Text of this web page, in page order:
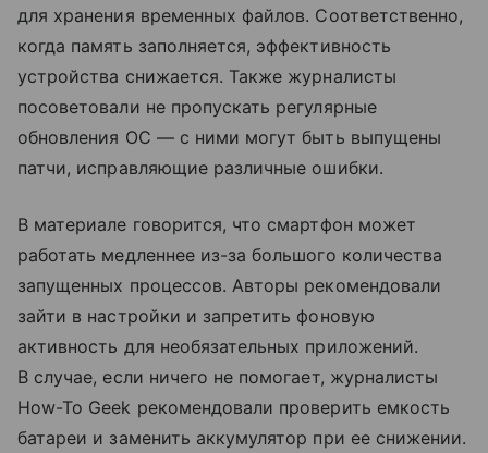
для хранения временных файлов. Соответственно,
когда память заполняется, эффективность
устройства снижается. Также журналисты
посоветовали не пропускать регулярные
обновления ОС — с ними могут быть выпущены
патчи, исправляющие различные ошибки.
В материале говорится, что смартфон может
работать медленнее из-за большого количества
запущенных процессов. Авторы рекомендовали
зайти в настройки и запретить фоновую
активность для необязательных приложений.
В случае, если ничего не помогает, журналисты
How-To Geek рекомендовали проверить емкость
батареи и заменить аккумулятор при ее снижении.